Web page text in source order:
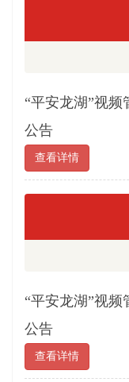
“平安龙湖”视
公告
查看详情
“平安龙湖”视
公告
查看详情